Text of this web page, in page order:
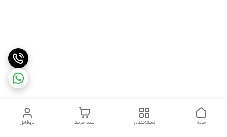
پروفایل سبد خرید دسته‌بندی خانه